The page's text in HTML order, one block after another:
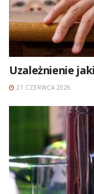
Uzależnienie
21 CZERWCA 2026